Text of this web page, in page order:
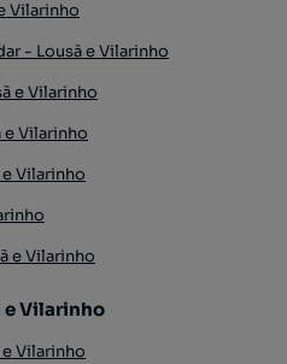
Vilarinho
- Lousã e Vilarinho
e Vilarinho
e Vilarinho
Vilarinho
e Vilarinho
e Vilarinho
Vilarinho